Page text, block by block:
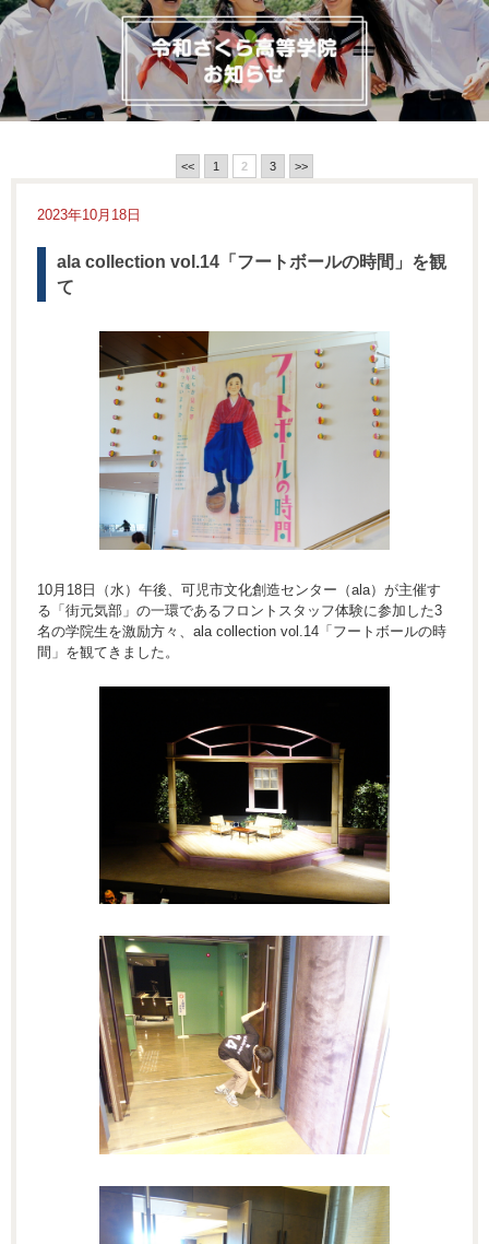
<< 1 2 3 >>
2023年10月18日
ala collection vol.14「フートボールの時間」を観
て
10月18日（水）午後、可児市文化創造センター（ala）が主催す
る「街元気部」の一環であるフロントスタッフ体験に参加した3
名の学院生を激励方々、ala collection vol.14「フートボールの時
間」を観てきました。